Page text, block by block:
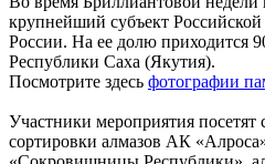
крупнейший субъект
России. На ее долю приходится
Республики Саха (Якутия).
Посмотрите здесь фотографии
Участники мероприятия
сортировки алмазов АК